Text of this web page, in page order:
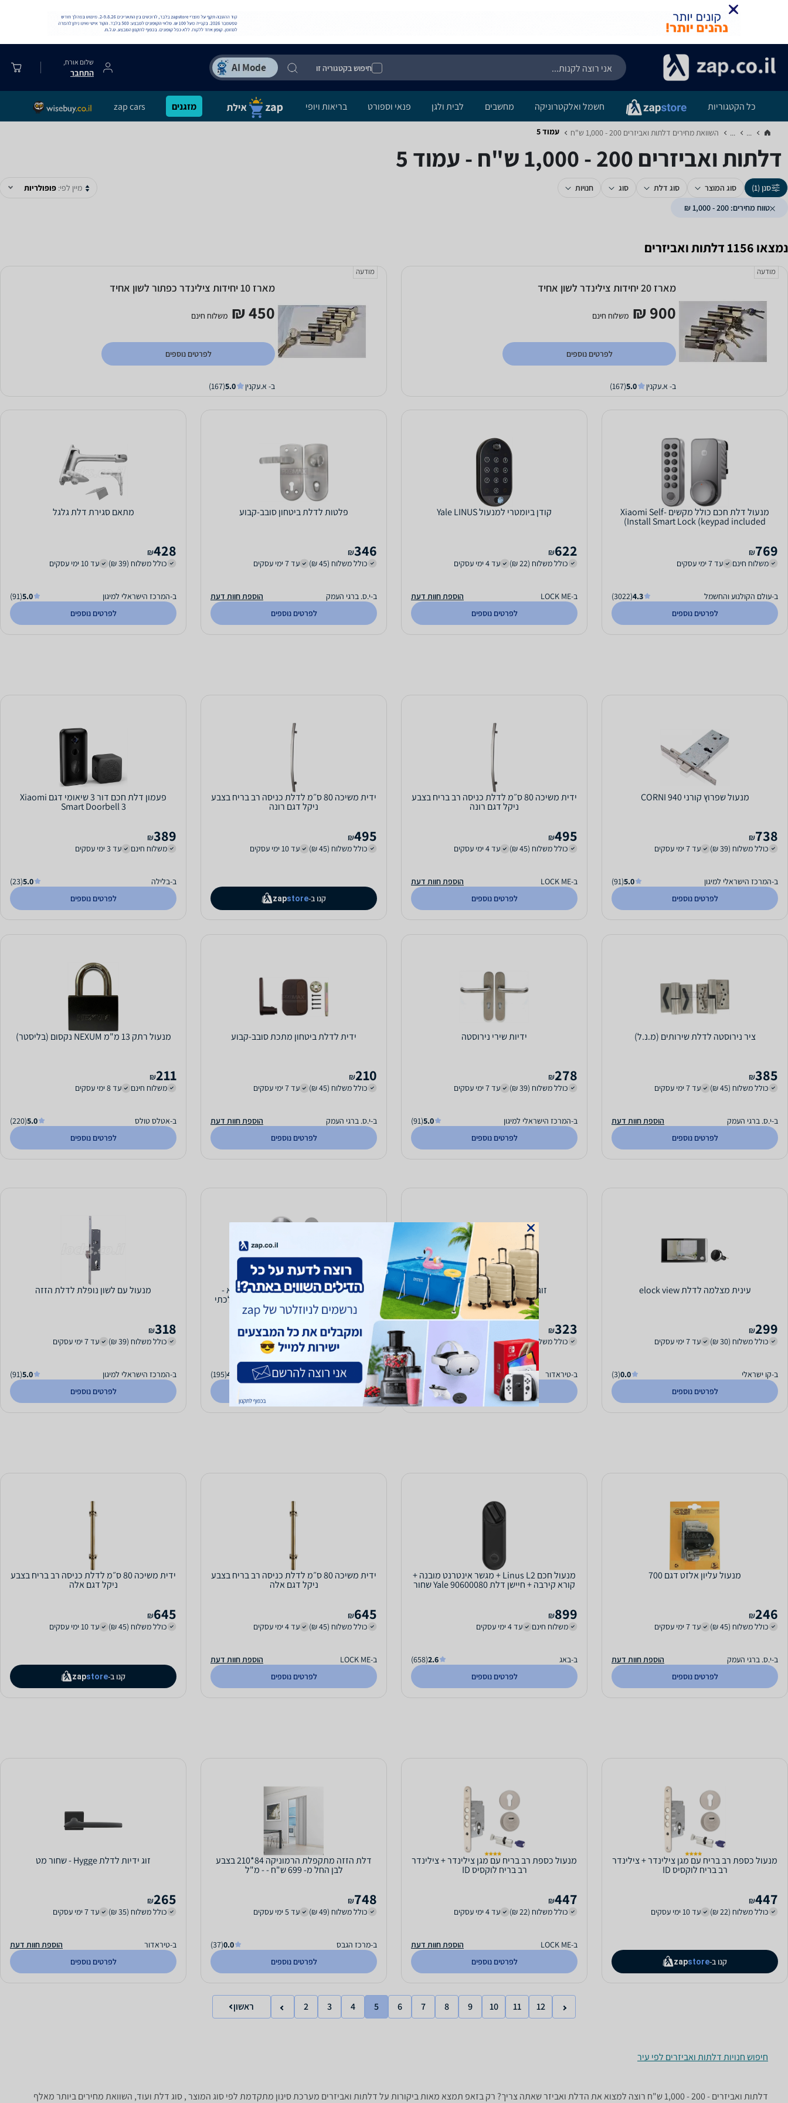
חיפוש בקטגוריה זו
שלום אורח,
התחבר
כל הקטגוריות חשמל ואלקטרוניקה מחשבים לבית ולגן פנאי וספורט בריאות ויופי מזגנים zap cars
...
... השוואת מחירים דלתות ואביזרים ‏200 - 1,000 ‏ש"ח‏ עמוד 5
דלתות ואביזרים ‏200 - 1,000 ‏ש"ח - עמוד 5
סנן (1) סוג המוצר סוג דלת סוג
חנויות
טווח מחירים: 200 - 1,000 ₪
מיין לפי: פופולריות
נמצאו 1156 דלתות ואביזרים
מודעה
מארז 20 יחידות צילינדר לשון אחיד
900 ₪ משלוח חינם
לפרטים נוספים
ב- א.עקנין 5.0
(167)
מודעה
מארז 10 יחידות צילינדר כפתור לשון אחיד
450 ₪ משלוח חינם
לפרטים נוספים
ב- א.עקנין 5.0
(167)
מנעול דלת חכם כולל מקשים Xiaomi Self-
Install Smart Lock (keypad included)
769
₪
משלוח חינם
עד 7 ימי עסקים
ב-עולם הקולנוע והחשמל 4.3
(3022)
לפרטים נוספים
קודן ביומטרי למנעול Yale LINUS
622
₪
כולל משלוח (22 ₪)
עד 4 ימי עסקים
ב-LOCK ME
הוספת חוות דעת
לפרטים נוספים
פלטות לדלת ביטחון סובב-קבוע
346
₪
כולל משלוח (45 ₪)
עד 7 ימי עסקים
ב-י.ס. ברגי העמק
הוספת חוות דעת
לפרטים נוספים
מתאם סגירת דלת גלגל
428
₪
כולל משלוח (39 ₪)
עד 10 ימי עסקים
ב-המרכז הישראלי למיגון 5.0
(91)
לפרטים נוספים
מנעול שפרוץ קורני 940 CORNI
738
₪
כולל משלוח (39 ₪)
עד 7 ימי עסקים
ב-המרכז הישראלי למיגון 5.0
(91)
לפרטים נוספים
ידית משיכה 80 ס״מ לדלת כניסה רב בריח בצבע
ניקל דגם רונה
495
₪
כולל משלוח (45 ₪)
עד 4 ימי עסקים
ב-LOCK ME
הוספת חוות דעת
לפרטים נוספים
ידית משיכה 80 ס״מ לדלת כניסה רב בריח בצבע
ניקל דגם רונה
495
₪
כולל משלוח (45 ₪)
עד 10 ימי עסקים
קנו ב- zapstore
פעמון דלת חכם דור 3 שיאומי דגם Xiaomi
Smart Doorbell 3
389
₪
משלוח חינם
עד 3 ימי עסקים
ב-בלילה 5.0
(23)
לפרטים נוספים
ציר נירוסטה לדלת שירותים (מ.נ.ל)
385
₪
כולל משלוח (45 ₪)
עד 7 ימי עסקים
ב-י.ס. ברגי העמק
הוספת חוות דעת
לפרטים נוספים
ידיות שירי נירוסטה
278
₪
כולל משלוח (39 ₪)
עד 7 ימי עסקים
ב-המרכז הישראלי למיגון 5.0
(91)
לפרטים נוספים
ידית לדלת ביטחון מתכת סובב-קבוע
210
₪
כולל משלוח (45 ₪)
עד 7 ימי עסקים
ב-י.ס. ברגי העמק
הוספת חוות דעת
לפרטים נוספים
מנעול רתק 13 מ"מ NEXUM נקסום (בליסטר)
211
₪
משלוח חינם
עד 8 ימי עסקים
ב-אטלס טולס 5.0
(220)
לפרטים נוספים
עינית מצלמה לדלת elock view
299
₪
כולל משלוח (30 ₪)
עד 7 ימי עסקים
ב-קו ישראלי 0.0
(3)
לפרטים נוספים
זוג ידיות לדלת Vortex - גרפיט
323
₪
כולל משלוח (35 ₪)
עד 7 ימי עסקים
ב-טיראדור
הוספת חוות דעת
לפרטים נוספים
מנעול חכם SMART דגם L700 ניקל מלא -
שליטה חכמה אבטחה מתקדמת ואישור הלכתי
לשבת וחג
699
₪
משלוח חינם
עד 3 ימי עסקים
ב-צור מרקט 4.0
(195)
מנעול עם לשון נופלת לדלת הזזה
318
₪
כולל משלוח (39 ₪)
עד 7 ימי עסקים
ב-המרכז הישראלי למיגון 5.0
(91)
לפרטים נוספים
מנעול עליון אלזט דגם 700
246
₪
כולל משלוח (45 ₪)
עד 7 ימי עסקים
ב-י.ס. ברגי העמק
הוספת חוות דעת
לפרטים נוספים
מנעול חכם Linus L2 + מגשר אינטרנט מובנה +
קורא קירבה + חיישן דלת Yale 90600080 שחור
899
₪
משלוח חינם
עד 4 ימי עסקים
ב-באג 2.6
(658)
לפרטים נוספים
ידית משיכה 80 ס״מ לדלת כניסה רב בריח בצבע
ניקל דגם אלה
645
₪
כולל משלוח (45 ₪)
עד 4 ימי עסקים
ב-LOCK ME
הוספת חוות דעת
לפרטים נוספים
ידית משיכה 80 ס״מ לדלת כניסה רב בריח בצבע
ניקל דגם אלה
645
₪
כולל משלוח (45 ₪)
עד 10 ימי עסקים
קנו ב- zapstore
מנעול כספת רב בריח עם מגן צילינדר + צילינדר
רב בריח לוקסיס ID
447
₪
כולל משלוח (22 ₪)
עד 10 ימי עסקים
קנו ב- zapstore
מנעול כספת רב בריח עם מגן צילינדר + צילינדר
רב בריח לוקסיס ID
447
₪
כולל משלוח (22 ₪)
עד 4 ימי עסקים
ב-LOCK ME
הוספת חוות דעת
לפרטים נוספים
דלת הזזה מתקפלת הרמוניקה 84*210 בצבע
לבן החל מ- 699 ש"ח - - מ"ל
748
₪
כולל משלוח (49 ₪)
עד 5 ימי עסקים
ב-מרכז הגבס 0.0
(37)
לפרטים נוספים
זוג ידיות לדלת Hygge - שחור מט
265
₪
כולל משלוח (35 ₪)
עד 7 ימי עסקים
ב-טיראדור
הוספת חוות דעת
לפרטים נוספים
2 3 4 5 6 7 8 9 10 11 12 ראשון
חיפוש חנויות דלתות ואביזרים לפי עיר
דלתות ואביזרים - ‏200 - 1,000 ‏ש"ח רוצה למצוא את הדלת ואביזר שאתה צריך? רק בזאפ תמצא מאות ביקורות על דלתות ואביזרים מערכת סינון מתקדמת לפי סוג המוצר , סוג דלת ועוד, השוואת מחירים ביותר מאלף